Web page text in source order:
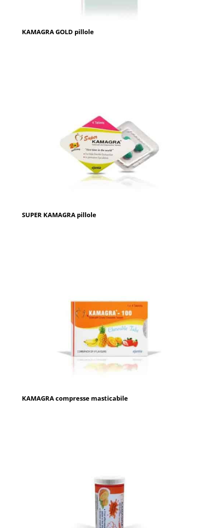
KAMAGRA GOLD pillole
SUPER KAMAGRA pillole
KAMAGRA compresse masticabile